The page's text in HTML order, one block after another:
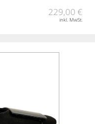
229,00 €
inkl. MwSt.